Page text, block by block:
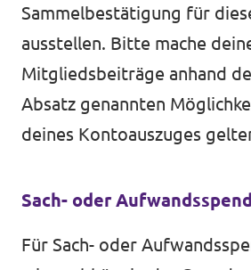
Sammelbestätigung für
ausstellen. Bitte mache
Mitgliedsbeiträge anhand
Absatz genannten
deines Kontoauszuges
Sach- oder
Für Sach- oder